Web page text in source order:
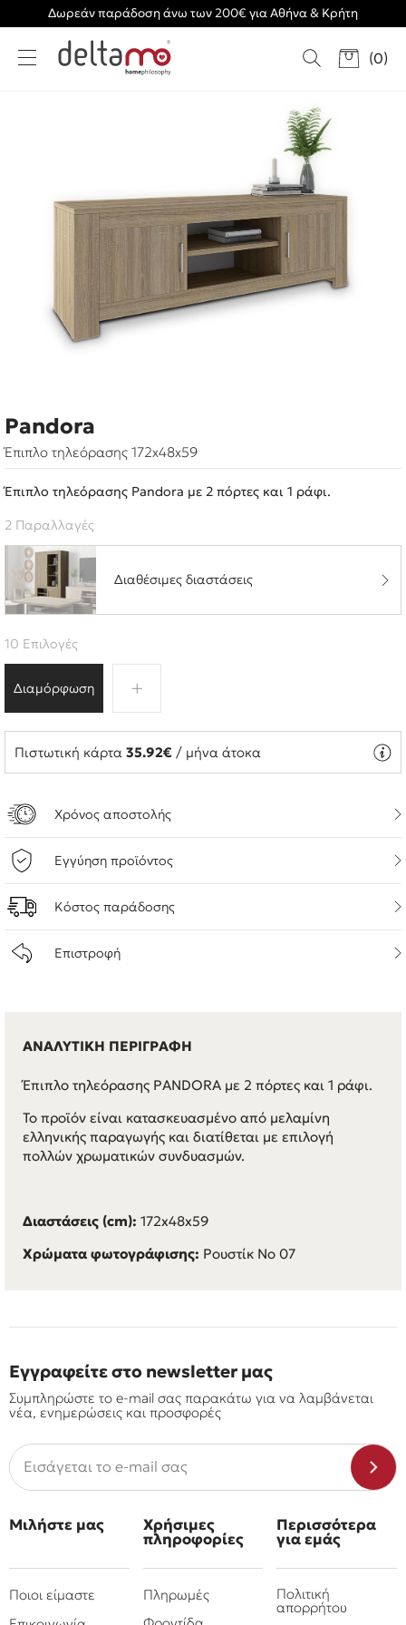
Δωρεάν παράδοση άνω των 200€ για Αθήνα & Κρήτη
(0)
Pandora
Έπιπλο τηλεόρασης 172x48x59
Έπιπλο τηλεόρασης Pandora με 2 πόρτες και 1 ράφι.
2 Παραλλαγές
Διαθέσιμες διαστάσεις
Διαμόρφωση
10 Επιλογές
Πιστωτική κάρτα 35.92€ / μήνα άτοκα
Χρόνος αποστολής
Εγγύηση προϊόντος
Κόστος παράδοσης
Επιστροφή
ΑΝΑΛΥΤΙΚΗ ΠΕΡΙΓΡΑΦΗ
Έπιπλο τηλεόρασης PANDORA με 2 πόρτες και 1 ράφι.
Το προϊόν είναι κατασκευασμένο από μελαμίνη
ελληνικής παραγωγής και διατίθεται με επιλογή
πολλών χρωματικών συνδυασμών.
Διαστάσεις (cm): 172x48x59​
Χρώματα φωτογράφισης: Ρουστίκ Νο 07
Εγγραφείτε στο newsletter μας
Συμπληρώστε το e-mail σας παρακάτω για να λαμβάνεται
νέα, ενημερώσεις και προσφορές
Μιλήστε μας
Ποιοι είμαστε
Χρήσιμες
πληροφορίες
Πληρωμές
Περισσότερα
για εμάς
Πολιτική
απορρήτου